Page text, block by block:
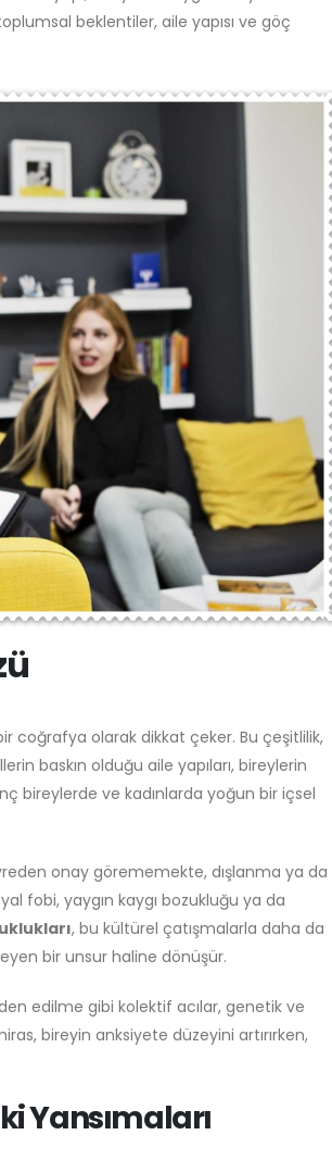
beklentiler, aile yapısı ve göç
coğrafya olarak dikkat çeker. Bu çeşitlilik,
baskın olduğu aile yapıları, bireylerin
bireylerde ve kadınlarda yoğun bir içsel
onay görememekte, dışlanma ya da
fobi, yaygın kaygı bozukluğu ya da
, bu kültürel çatışmalarla daha da
bir unsur haline dönüşür.
edilme gibi kolektif acılar, genetik ve
bireyin anksiyete düzeyini artırırken,
Yansımaları